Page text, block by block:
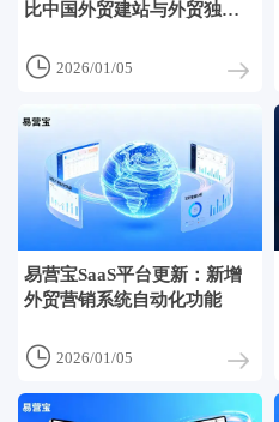
比中国外贸建站与外贸独立
 2026/01/05
易营宝SaaS平台更新：新增
外贸营销系统自动化功能
 2026/01/05